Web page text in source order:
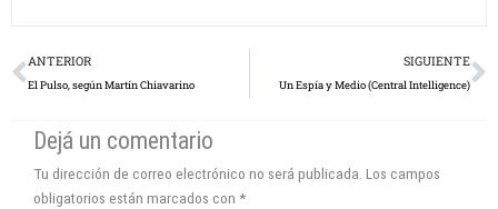
Prev
ANTERIOR
El Pulso, según Martín Chiavarino
SIGUIENTE
Un Espía y Medio (Central Intelligence)
Dejá un comentario
Tu dirección de correo electrónico no será publicada. Los campos
obligatorios están marcados con *